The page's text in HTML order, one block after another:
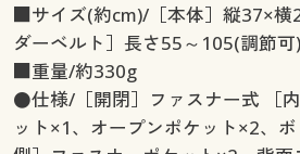
■サイズ(約cm)/［本体］縦37×横
ダーベルト］長さ55～105(調節可)
■重量/約330g
●仕様/［開閉］ファスナー式 ［
ット×1、オープンポケット×2、